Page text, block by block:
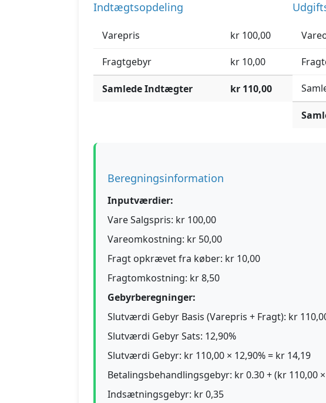
Indtægtsopdeling
Varepris kr 100,00
Fragtgebyr kr 10,00
Samlede Indtægter kr 110,00
Beregningsinformation
Inputværdier:
Vare Salgspris: kr 100,00
Vareomkostning: kr 50,00
Fragt opkrævet fra køber: kr 10,00
Fragtomkostning: kr 8,50
Gebyrberegninger:
Slutværdi Gebyr Basis (Varepris + Fragt): kr
Slutværdi Gebyr Sats: 12,90%
Slutværdi Gebyr: kr 110,00 × 12,90% = kr 14,19
Betalingsbehandlingsgebyr: kr 0.30 + (kr 110,00
Indsætningsgebyr: kr 0,35